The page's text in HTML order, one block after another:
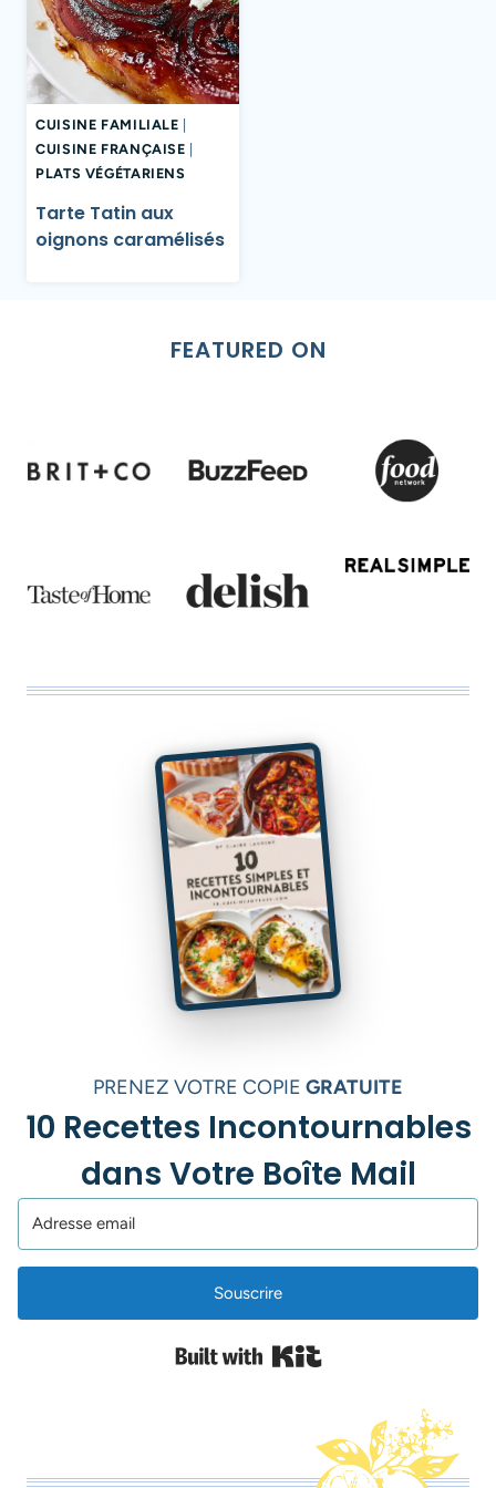
CUISINE FAMILIALE
CUISINE FRANÇAISE
PLATS VÉGÉTARIENS
Tarte Tatin aux
oignons caramélisés
FEATURED ON
PRENEZ VOTRE COPIE GRATUITE
10 Recettes Incontournables
dans Votre Boîte Mail
Souscrire
Built with Kit